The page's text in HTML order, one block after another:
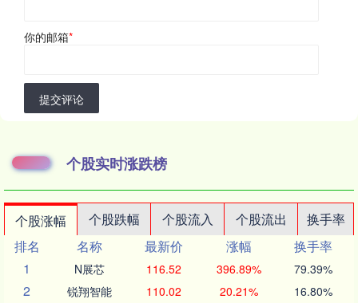
你的邮箱*
提交评论
个股实时涨跌榜
个股涨幅 个股跌幅 个股流入 个股流出
换手率
排名
名称 最新价 涨幅
换手率
1
N展芯 116.52 396.89% 79.39%
2 锐翔智能 110.02 20.21% 16.80%